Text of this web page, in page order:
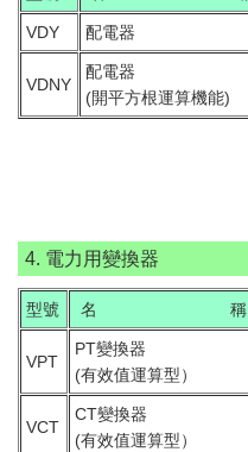
VDY 配電器
VDNY
配電器
(開平方根運算機能)
4. 電力用變換器
型號 名 稱
VPT
PT變換器
(有效值運算型）
VCT
CT變換器
(有效值運算型）